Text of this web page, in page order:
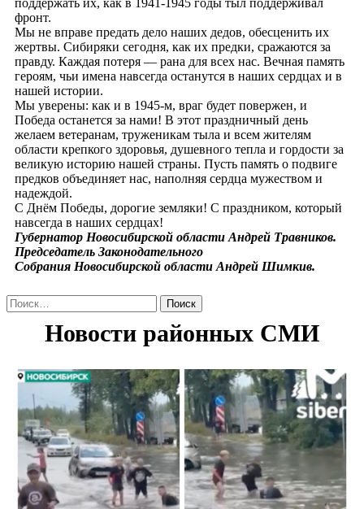
поддержать их, как в 1941-1945 годы тыл поддерживал
фронт.
Мы не вправе предать дело наших дедов, обесценить их
жертвы. Сибиряки сегодня, как их предки, сражаются за
правду. Каждая потеря — рана для всех нас. Вечная память
героям, чьи имена навсегда останутся в наших сердцах и в
нашей истории.
Мы уверены: как и в 1945-м, враг будет повержен, и
Победа останется за нами! В этот праздничный день
желаем ветеранам, труженикам тыла и всем жителям
области крепкого здоровья, душевного тепла и гордости за
великую историю нашей страны. Пусть память о подвиге
предков объединяет нас, наполняя сердца мужеством и
надеждой.
С Днём Победы, дорогие земляки! С праздником, который
навсегда в наших сердцах!
Губернатор Новосибирской области Андрей Травников.
Председатель Законодательного
Собрания Новосибирской области Андрей Шимкив.
Найти: